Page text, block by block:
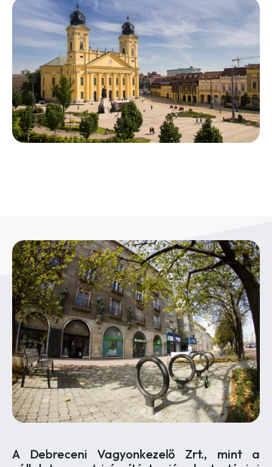
A Debreceni Vagyonkezelő Zrt., mint a